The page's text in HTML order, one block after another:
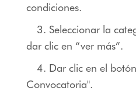
condiciones.
3. Seleccionar la
dar clic en “ver más”.
4. Dar clic en el
Convocatoria".